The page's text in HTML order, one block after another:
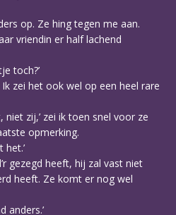
op. Ze hing tegen me aan.
vriendin er half lachend
toch?’
zei het ook wel op een heel rare
niet zij,’ zei ik toen snel voor ze
opmerking.
het.’
gezegd heeft, hij zal vast niet
heeft. Ze komt er nog wel
anders.’